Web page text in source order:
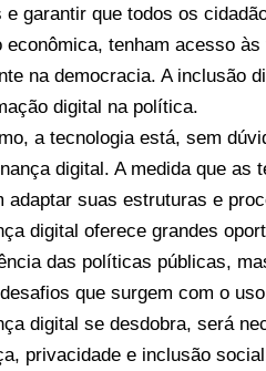
e garantir que todos os
econômica, tenham acesso
na democracia. A inclusão
digital na política.
a tecnologia está, sem
digital. A medida que as
adaptar suas estruturas e
digital oferece grandes
das políticas públicas,
que surgem com o
digital se desdobra, será
privacidade e inclusão